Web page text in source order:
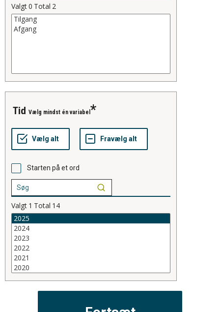
Valgt0 Total 2
tid Vælg mindst én variabel
Starten på et ord
Valgt 1 Total 14